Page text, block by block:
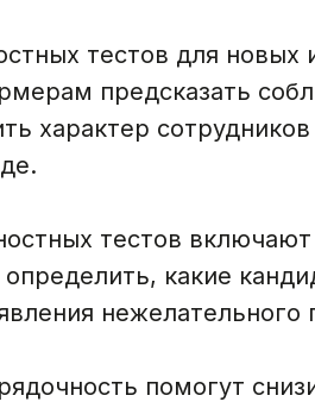
тестов для
предсказать
характер
тестов
определить, какие
нежелательного
помогут